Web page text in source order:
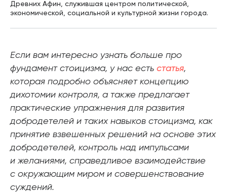
Древних Афин, служившая центром политической,
экономической, социальной и культурной жизни города.
Если вам интересно узнать больше про
фундамент стоицизма, у нас есть статья,
которая подробно объясняет концепцию
дихотомии контроля, а также предлагает
практические упражнения для развития
добродетелей и таких навыков стоицизма, как
принятие взвешенных решений на основе этих
добродетелей, контроль над импульсами
и желаниями, справедливое взаимодействие
с окружающим миром и совершенствование
суждений.